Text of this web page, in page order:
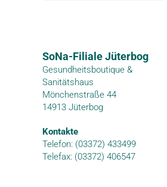
SoNa-Filiale Jüterbog
Gesundheitsboutique &
Sanitätshaus
Mönchenstraße 44
14913 Jüterbog
Kontakte
Telefon: (03372) 433499
Telefax: (03372) 406547